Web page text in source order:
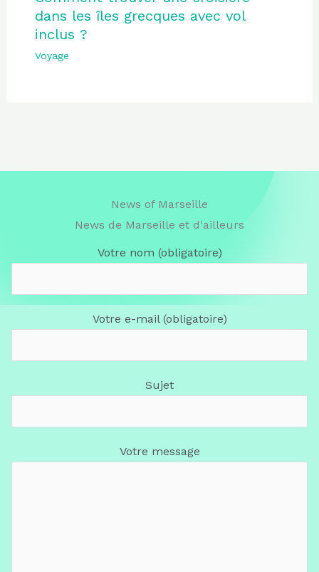
dans les îles grecques avec vol
inclus ?
Voyage
News of Marseille
News de Marseille et d'ailleurs
Votre nom (obligatoire)
Votre e-mail (obligatoire)
Sujet
Votre message